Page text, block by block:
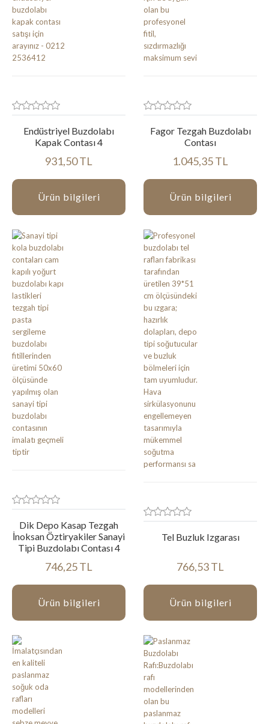
Endüstriyel Buzdolabı
Kapak Contası 4
931,50 TL
Ürün bilgileri
Fagor Tezgah Buzdolabı
Contası
1.045,35 TL
Ürün bilgileri
Dik Depo Kasap Tezgah
İnoksan Öztiryakiler Sanayi
Tipi Buzdolabı Contası 4
746,25 TL
Ürün bilgileri
Tel Buzluk Izgarası
766,53 TL
Ürün bilgileri